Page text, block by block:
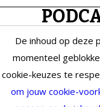
De inhoud op deze
momenteel
cookie-keuzes te
om jouw cookie-